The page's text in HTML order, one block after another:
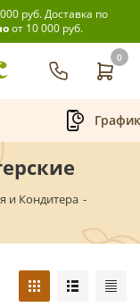
руб.Доставка по
от 10 000 руб.
0
и Кондитера -